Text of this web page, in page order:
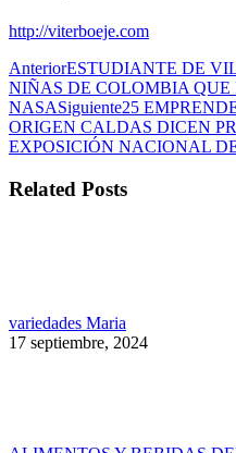
http://viterboeje.com
Navegación
entre
publicaciones
AnteriorPublicación
anterior:
ESTUDIANTE DE
NIÑAS DE COLOMBIA
NASASiguientePublicación
siguiente:
25
ORIGEN CALDAS DICEN
EXPOSICIÓN NACIONAL
Related Posts
variedades Maria
17 septiembre, 2024